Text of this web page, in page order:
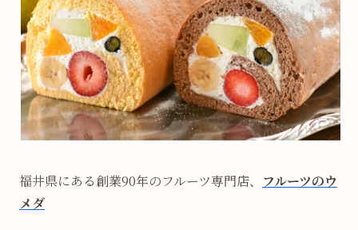
福井県にある創業90年のフルーツ専門店、 フルーツのウ
メダ